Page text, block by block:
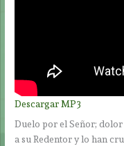
Descargar MP3
Duelo por el Señor;
a su Redentor y lo han